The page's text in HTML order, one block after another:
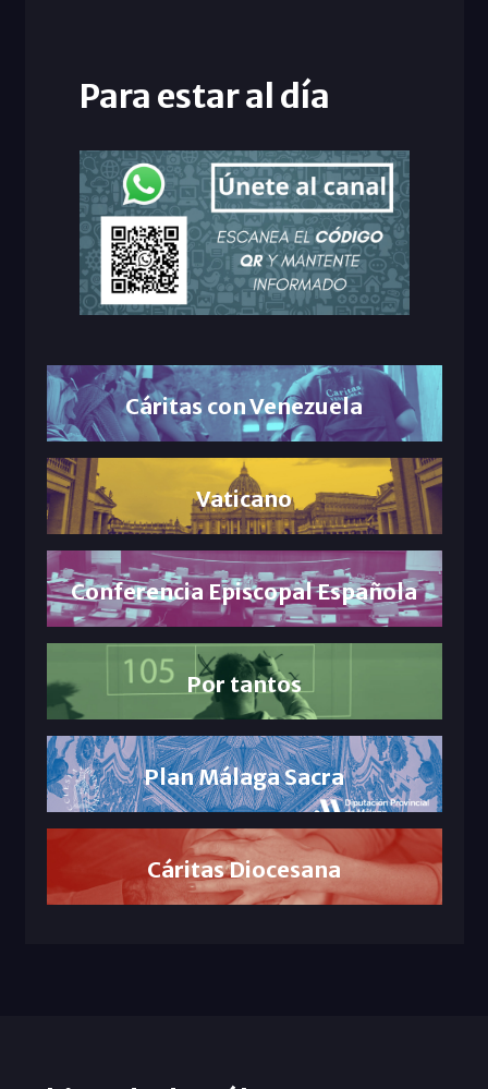
Para estar al día
Cáritas con Venezuela
Vaticano
Conferencia Episcopal Española
Por tantos
Plan Málaga Sacra
Cáritas Diocesana